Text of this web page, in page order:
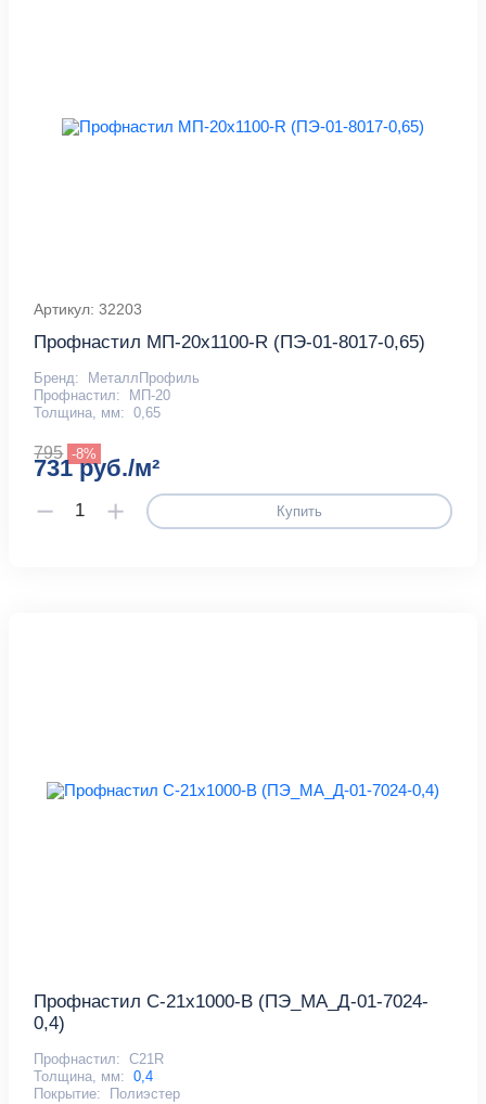
Артикул: 32203
Профнастил МП-20x1100-R (ПЭ-01-8017-0,65)
Бренд:
МеталлПрофиль
Профнастил:
МП-20
Толщина, мм: 0,65
795 -8%
731 руб./м²
Купить
Профнастил С-21x1000-B (ПЭ_МА_Д-01-7024-
0,4)
Профнастил: С21R
Толщина, мм: 0,4
Покрытие:
Полиэстер